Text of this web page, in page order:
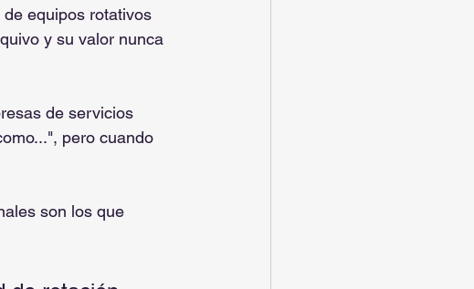
equipos rotativos
y su valor nunca
de servicios
pero cuando
son los que